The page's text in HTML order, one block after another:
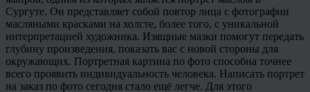
Сургуте. Он представляет собой повтор лица с фотографии
масляными красками на холсте, более того, с уникальной
интерпретацией художника. Изящные мазки помогут передать
глубину произведения, показать вас с новой стороны для
окружающих. Портретная картина по фото способна точнее
всего проявить индивидуальность человека. Написать портрет
на заказ по фото сегодня стало ещё легче. Для этого